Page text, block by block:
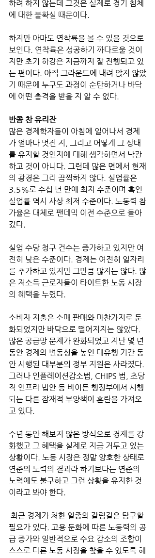
하려 하지 않는데 그것은 실제로 경기 침체
에 대한 불확실 때문이다.
하지만 아마도 연착륙을 볼 수 있을 것으로
보인다. 연착륙은 성공하기 까다로울 것이
지만 초기 하강은 지금까지 잘 진행되고 있
는 편이다. 아직 그라운드에 내려 앉지 않았
기 때문에 누구도 과정이 순탄하거나 바닥
에 어떤 충격을 받을 지 알 수 없다.
반쯤 찬 유리잔
많은 경제학자들이 아침에 일어나서 경제
가 얼마나 멋진 지, 그리고 어떻게 그 상태
를 유지할 것인지에 대해 생각하면서 낙관
하고 것이 아니다. 그런데 많은 면에서 현재
의 광경은 그리 끔찍하지 않다. 실업률은
3.5%로 수십 년 만에 최저 수준이며 흑인
실업률 역시 사상 최저 수준이다. 노동력 참
가율은 대체로 팬데믹 이전 수준으로 돌아
갔다.
실업 수당 청구 건수는 증가하고 있지만 여
전히 낮은 수준이다. 경제는 여전히 일자리
를 추가하고 있지만 그만큼 많지는 않다. 많
은 저소득 근로자들이 타이트한 노동 시장
의 혜택을 누렸다.
소비자 지출은 소매 판매와 마찬가지로 둔
화되었지만 바닥으로 떨어지지는 않았다.
많은 공급망 문제가 완화되었고 지난 몇 년
동안 경제의 변동성을 높인 대유행 기간 동
안 시행된 대부분의 정부 지원은 사라졌다.
그러나 인플레이션감소법, CHIPS 법, 초당
적 인프라 법안 등 바이든 행정부에서 시행
되는 다른 잠재적 부양책이 혼란을 가져오
고 있다.
수년 동안 해보지 않은 방식으로 경제를 강
화했고 그 혜택을 실제로 지금 거두고 있는
상황이다. 노동 시장은 정말 양호한 상태로
연준의 노력의 결과라 하기보다는 연준의
노력에도 불구하고 그런 상황을 유지한 것
이라고 봐야 한다.
필요가 있다. 고용 둔화에 따른 노동력의 공
급 증가와 일반적으로 수요 감소의 조합이
스스로 다른 노동 시장을 찾을 수 있도록 해